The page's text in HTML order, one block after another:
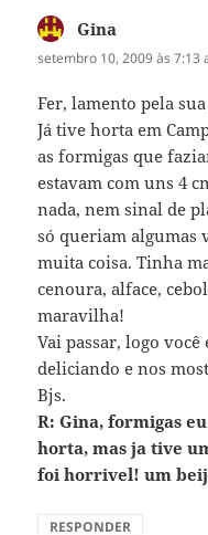
Gina
setembro 10, 2009 às 7:13
Fer, lamento pela
Já tive horta em
as formigas que
estavam com uns 4
nada, nem sinal de
só queriam algumas
muita coisa. Tinha
cenoura, alface,
maravilha!
Vai passar, logo
deliciando e nos
Bjs.
R: Gina, formigas
horta, mas ja tive
foi horrivel! um
RESPONDER